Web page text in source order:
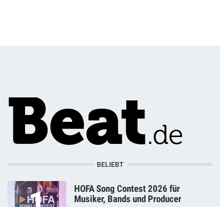
BELIEBT
HOFA Song Contest 2026 für
Musiker, Bands und Producer